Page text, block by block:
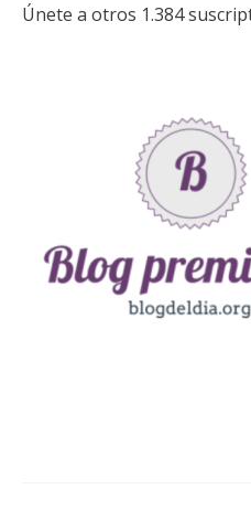
Únete a otros 1.384